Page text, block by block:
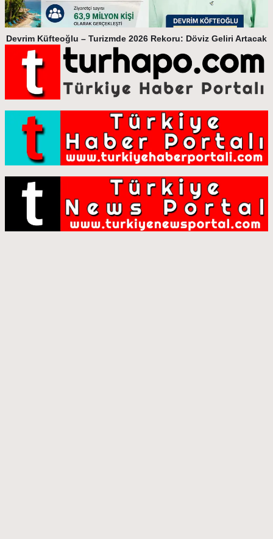
Devrim Küfteoğlu – Turizmde 2026 Rekoru: Döviz Geliri Artacak